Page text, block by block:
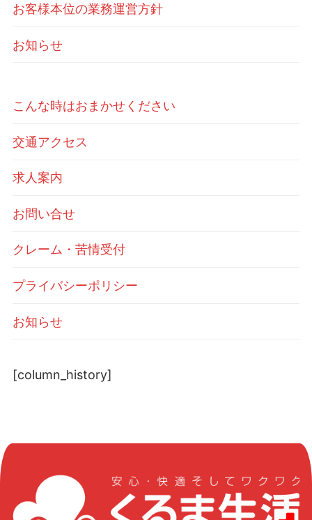
お客様本位の業務運営方針
お知らせ
こんな時はおまかせください
交通アクセス
求人案内
お問い合せ
クレーム・苦情受付
プライバシーポリシー
お知らせ
[column_history]